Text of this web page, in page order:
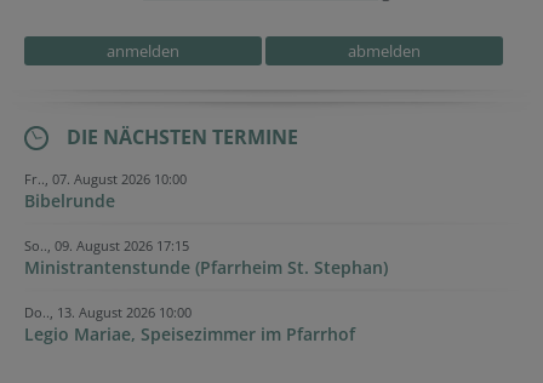
DIE NÄCHSTEN TERMINE
Fr.., 07. August 2026 10:00
Bibelrunde
So.., 09. August 2026 17:15
Ministrantenstunde (Pfarrheim St. Stephan)
Do.., 13. August 2026 10:00
Legio Mariae, Speisezimmer im Pfarrhof